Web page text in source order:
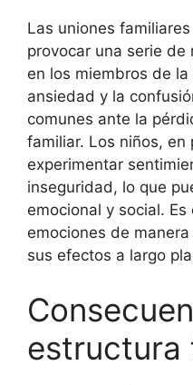
Las uniones
provocar una serie de
en los miembros de
ansiedad y la
comunes ante la
familiar. Los niños, en
experimentar
inseguridad, lo que
emocional y social.
emociones de
sus efectos a largo
estructura